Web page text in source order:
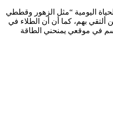
اليومية “مثل الزهور وقططي
ألتقي بهم، كما أن أن الطلاء في
في موقعي يمنحني الطاقة